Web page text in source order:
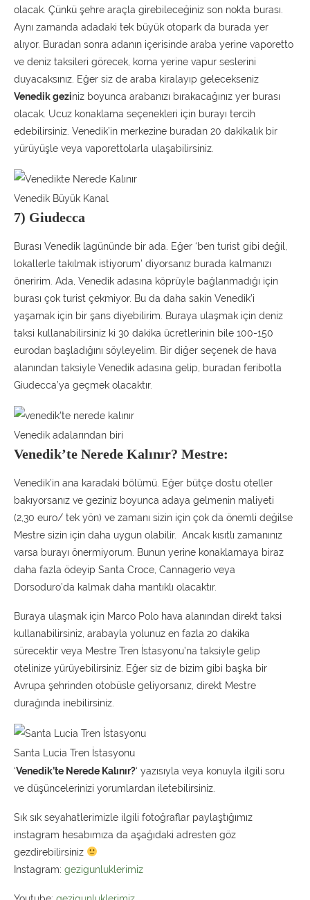
olacak. Çünkü şehre araçla girebileceğiniz son nokta burası.
Aynı zamanda adadaki tek büyük otopark da burada yer
alıyor. Buradan sonra adanın içerisinde araba yerine vaporetto
ve deniz taksileri görecek, korna yerine vapur seslerini
duyacaksınız. Eğer siz de araba kiralayıp gelecekseniz
Venedik geziniz boyunca arabanızı bırakacağınız yer burası
olacak. Ucuz konaklama seçenekleri için burayı tercih
edebilirsiniz. Venedik’in merkezine buradan 20 dakikalık bir
yürüyüşle veya vaporettolarla ulaşabilirsiniz.
Venedik Büyük Kanal
7) Giudecca
Burası Venedik lagününde bir ada. Eğer ‘ben turist gibi değil,
lokallerle takılmak istiyorum’ diyorsanız burada kalmanızı
öneririm. Ada, Venedik adasına köprüyle bağlanmadığı için
burası çok turist çekmiyor. Bu da daha sakin Venedik’i
yaşamak için bir şans diyebilirim. Buraya ulaşmak için deniz
taksi kullanabilirsiniz ki 30 dakika ücretlerinin bile 100-150
eurodan başladığını söyleyelim. Bir diğer seçenek de hava
alanından taksiyle Venedik adasına gelip, buradan feribotla
Giudecca’ya geçmek olacaktır.
Venedik adalarından biri
Venedik’te Nerede Kalınır? Mestre:
Venedik’in ana karadaki bölümü. Eğer bütçe dostu oteller
bakıyorsanız ve geziniz boyunca adaya gelmenin maliyeti
(2,30 euro/ tek yön) ve zamanı sizin için çok da önemli değilse
Mestre sizin için daha uygun olabilir. Ancak kısıtlı zamanınız
varsa burayı önermiyorum. Bunun yerine konaklamaya biraz
daha fazla ödeyip Santa Croce, Cannagerio veya
Dorsoduro’da kalmak daha mantıklı olacaktır.
Buraya ulaşmak için Marco Polo hava alanından direkt taksi
kullanabilirsiniz, arabayla yolunuz en fazla 20 dakika
sürecektir veya Mestre Tren İstasyonu’na taksiyle gelip
otelinize yürüyebilirsiniz. Eğer siz de bizim gibi başka bir
Avrupa şehrinden otobüsle geliyorsanız, direkt Mestre
durağında inebilirsiniz.
Santa Lucia Tren İstasyonu
‘Venedik’te Nerede Kalınır?‘ yazısıyla veya konuyla ilgili soru
ve düşüncelerinizi yorumlardan iletebilirsiniz.
Sık sık seyahatlerimizle ilgili fotoğraflar paylaştığımız
instagram hesabımıza da aşağıdaki adresten göz
gezdirebilirsiniz
Instagram: gezigunluklerimiz